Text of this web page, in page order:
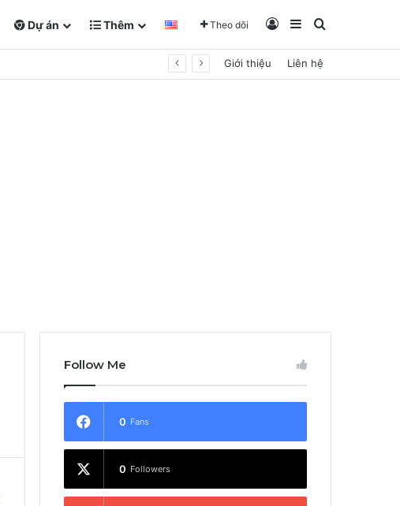
Dự án Thêm Theo dõi Đăng Nhập
SidebarTìm kiếm
Giới thiệu Liên hệ
Follow Me
0 Fans
0 Followers